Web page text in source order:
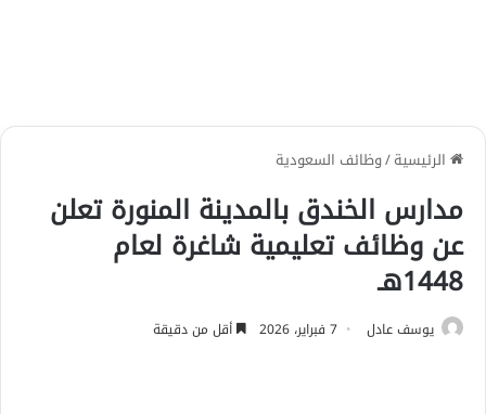
الرئيسية/وظائف السعودية
مدارس الخندق بالمدينة المنورة تعلن
عن وظائف تعليمية شاغرة لعام
1448هـ
يوسف عادل 7 فبراير، 2026 أقل من دقيقة